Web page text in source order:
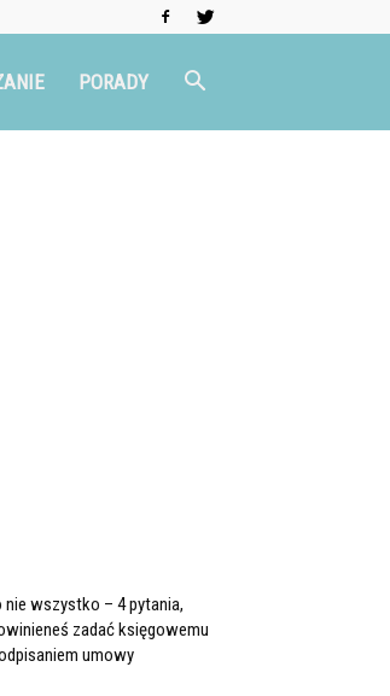
PORADY
nie wszystko – 4 pytania,
zadać księgowemu
umowy